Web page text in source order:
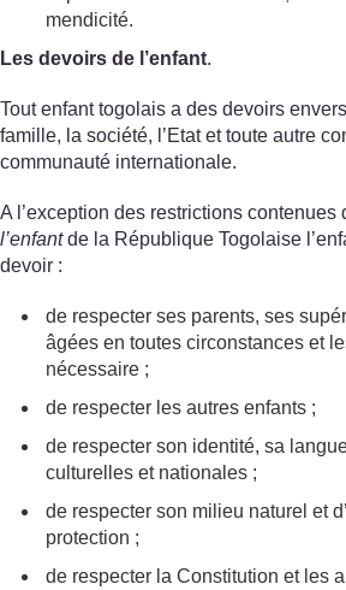
mendicité.
Les devoirs de l’enfant.
Tout enfant togolais a des devoirs
famille, la société, l’Etat et toute autre
communauté internationale.
A l’exception des restrictions contenues
l’enfantde la République Togolaise
devoir :
de respecter ses parents, ses
âgées en toutes circonstances et
nécessaire ;
de respecter les autres enfants ;
de respecter son identité, sa
culturelles et nationales ;
de respecter son milieu naturel et
protection ;
de respecter la Constitution et les